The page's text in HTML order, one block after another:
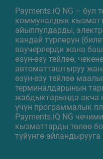
Payments.iQ NG – бул
коммуналдык
айыппулдарды,
кандай түрлөрүн
ваучерлерди жана
өзүн-өзү тейлөө,
автоматташтыруу
өзүн-өзү тейлөө
терминалдарынын
жабдыктарында акча
үчүн программалык
Payments.iQ NG
кызматтарды төлөө
түйүнгө